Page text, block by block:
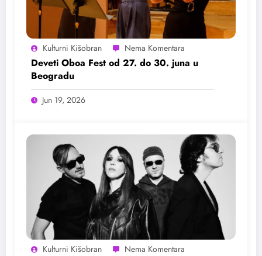
Kulturni Kišobran
Deveti Oboa Fest od 27. do 30. juna u
Beogradu
Jun 19, 2026
Kulturni Kišobran